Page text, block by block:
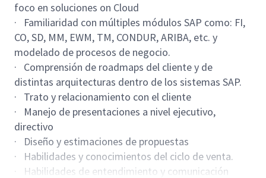
foco en soluciones on Cloud
· Familiaridad con múltiples módulos SAP como: FI,
CO, SD, MM, EWM, TM, CONDUR, ARIBA, etc. y
modelado de procesos de negocio.
· Comprensión de roadmaps del cliente y de
distintas arquitecturas dentro de los sistemas SAP.
· Trato y relacionamiento con el cliente
· Manejo de presentaciones a nivel ejecutivo,
directivo
· Diseño y estimaciones de propuestas
· Habilidades y conocimientos del ciclo de venta.
· Habilidades de entendimiento y comunicación